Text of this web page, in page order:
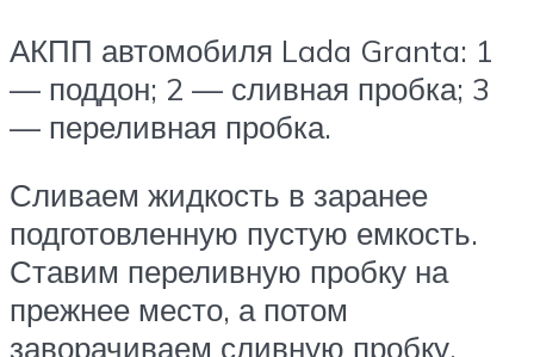
АКПП автомобиля Lada Granta: 1
— поддон; 2 — сливная пробка; 3
— переливная пробка.
Сливаем жидкость в заранее
подготовленную пустую емкость.
Ставим переливную пробку на
прежнее место, а потом
заворачиваем сливную пробку,